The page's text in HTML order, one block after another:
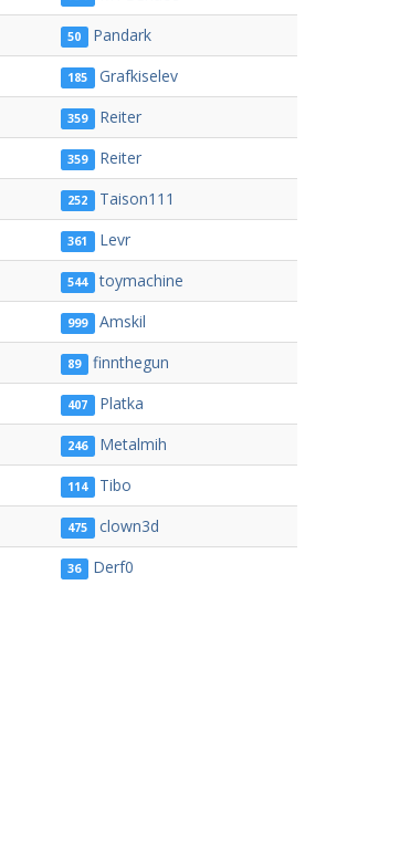
50
Pandark
185
Grafkiselev
359
Reiter
359
Reiter
252
Taison111
361
Levr
544
toymachine
999
Amskil
89
finnthegun
407
Platka
246
Metalmih
114
Tibo
475
clown3d
36 Derf0